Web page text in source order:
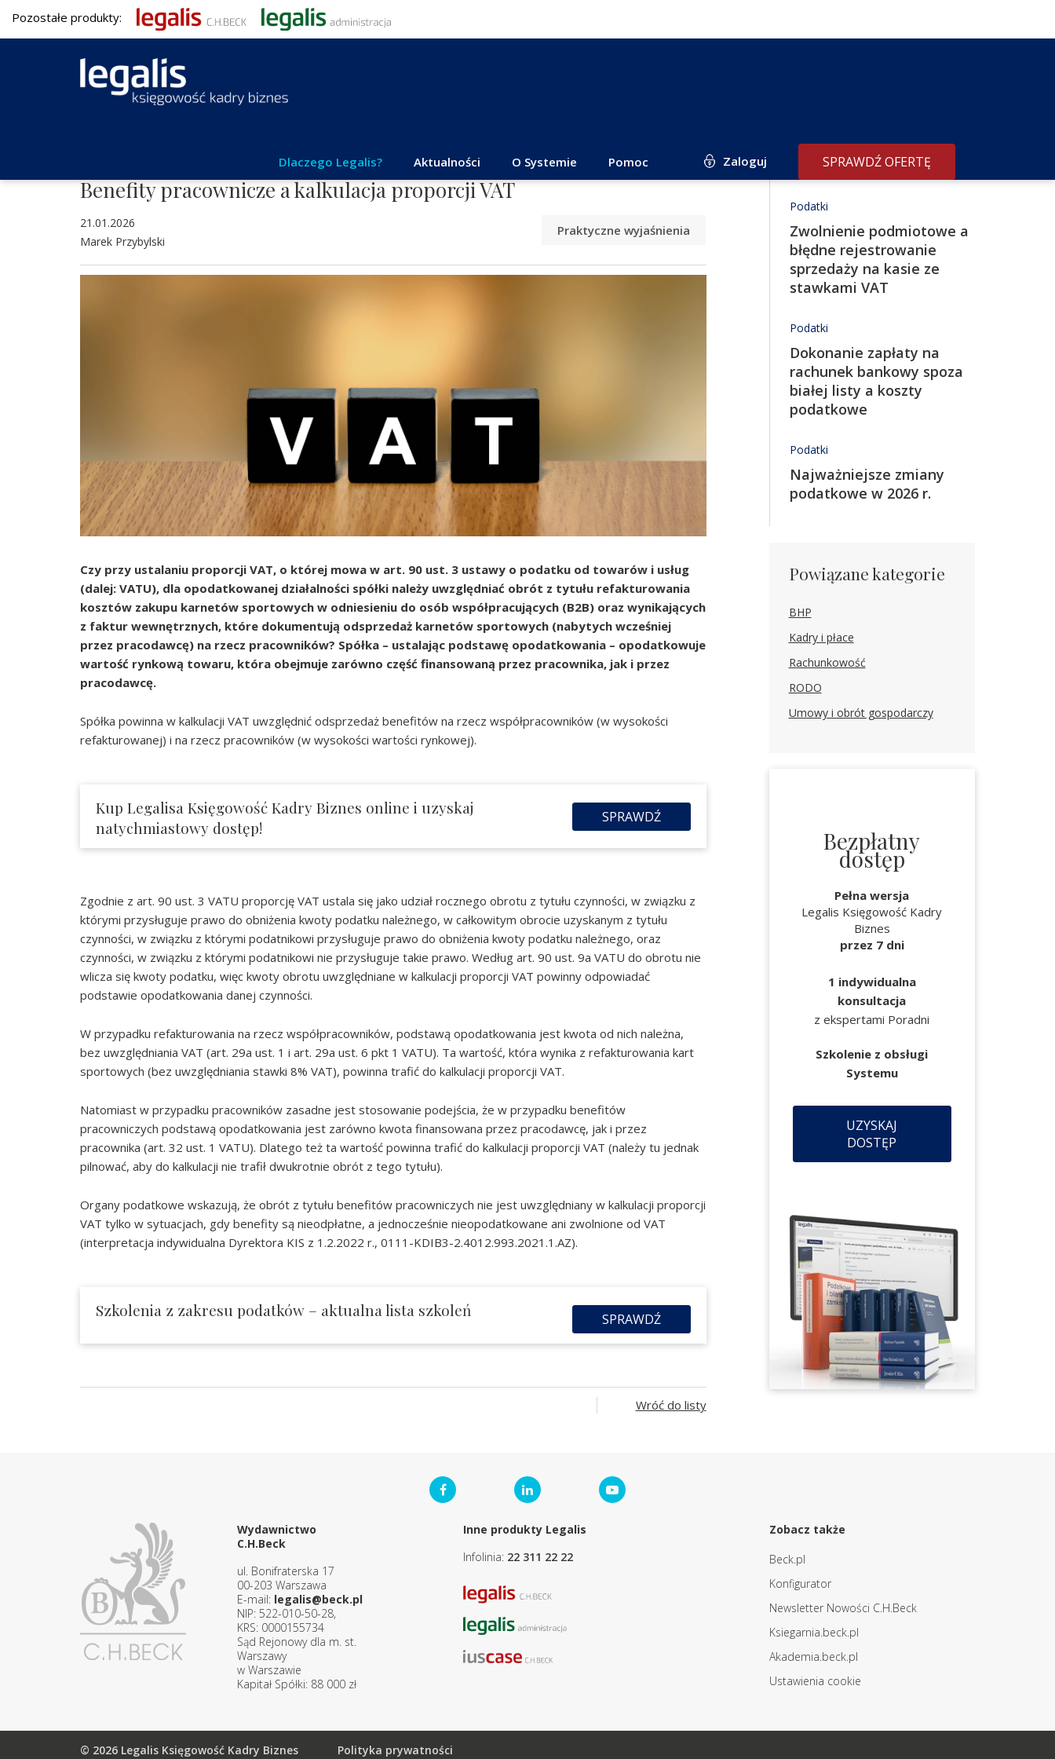
Pozostałe produkty:
Dlaczego Legalis? Aktualności O Systemie Pomoc Zaloguj SPRAWDŹ OFERTĘ
Benefity pracownicze a kalkulacja proporcji VAT
21.01.2026
Marek Przybylski
Praktyczne wyjaśnienia
Czy przy ustalaniu proporcji VAT, o której mowa w art. 90 ust. 3 ustawy o podatku od towarów i usług
(dalej: VATU), dla opodatkowanej działalności spółki należy uwzględniać obrót z tytułu refakturowania
kosztów zakupu karnetów sportowych w odniesieniu do osób współpracujących (B2B) oraz wynikających
z faktur wewnętrznych, które dokumentują odsprzedaż karnetów sportowych (nabytych wcześniej
przez pracodawcę) na rzecz pracowników? Spółka – ustalając podstawę opodatkowania – opodatkowuje
wartość rynkową towaru, która obejmuje zarówno część finansowaną przez pracownika, jak i przez
pracodawcę.
Spółka powinna w kalkulacji VAT uwzględnić odsprzedaż benefitów na rzecz współpracowników (w wysokości
refakturowanej) i na rzecz pracowników (w wysokości wartości rynkowej).
Kup Legalisa Księgowość Kadry Biznes online i uzyskaj
natychmiastowy dostęp!
SPRAWDŹ
Zgodnie z art. 90 ust. 3 VATU proporcję VAT ustala się jako udział rocznego obrotu z tytułu czynności, w związku z
którymi przysługuje prawo do obniżenia kwoty podatku należnego, w całkowitym obrocie uzyskanym z tytułu
czynności, w związku z którymi podatnikowi przysługuje prawo do obniżenia kwoty podatku należnego, oraz
czynności, w związku z którymi podatnikowi nie przysługuje takie prawo. Według art. 90 ust. 9a VATU do obrotu nie
wlicza się kwoty podatku, więc kwoty obrotu uwzględniane w kalkulacji proporcji VAT powinny odpowiadać
podstawie opodatkowania danej czynności.
W przypadku refakturowania na rzecz współpracowników, podstawą opodatkowania jest kwota od nich należna,
bez uwzględniania VAT (art. 29a ust. 1 i art. 29a ust. 6 pkt 1 VATU). Ta wartość, która wynika z refakturowania kart
sportowych (bez uwzględniania stawki 8% VAT), powinna trafić do kalkulacji proporcji VAT.
Natomiast w przypadku pracowników zasadne jest stosowanie podejścia, że w przypadku benefitów
pracowniczych podstawą opodatkowania jest zarówno kwota finansowana przez pracodawcę, jak i przez
pracownika (art. 32 ust. 1 VATU). Dlatego też ta wartość powinna trafić do kalkulacji proporcji VAT (należy tu jednak
pilnować, aby do kalkulacji nie trafił dwukrotnie obrót z tego tytułu).
Organy podatkowe wskazują, że obrót z tytułu benefitów pracowniczych nie jest uwzględniany w kalkulacji proporcji
VAT tylko w sytuacjach, gdy benefity są nieodpłatne, a jednocześnie nieopodatkowane ani zwolnione od VAT
(interpretacja indywidualna Dyrektora KIS z 1.2.2022 r., 0111-KDIB3-2.4012.993.2021.1.AZ).
Szkolenia z zakresu podatków – aktualna lista szkoleń SPRAWDŹ
Wróć do listy
Redakcja poleca
Podatki
Zwolnienie podmiotowe a
błędne rejestrowanie
sprzedaży na kasie ze
stawkami VAT
Podatki
Dokonanie zapłaty na
rachunek bankowy spoza
białej listy a koszty ​
podatkowe
Podatki
​​​​Najważniejsze zmiany
podatkowe w 2026 r.
Powiązane kategorie
BHP
Kadry i płace
Rachunkowość
RODO
Umowy i obrót gospodarczy
Bezpłatny
dostęp
Pełna wersja
Legalis Księgowość Kadry
Biznes
przez 7 dni
1 indywidualna
konsultacja
z ekspertami Poradni
Szkolenie z obsługi
Systemu
UZYSKAJ
DOSTĘP
Wydawnictwo
C.H.Beck
ul. Bonifraterska 17
00-203 Warszawa
E-mail: legalis@beck.pl
NIP: 522-010-50-28,
KRS: 0000155734
Sąd Rejonowy dla m. st.
Warszawy
w Warszawie
Kapitał Spółki: 88 000 zł
Inne produkty Legalis
Infolinia: 22 311 22 22
Zobacz także
Beck.pl
Konfigurator
Newsletter Nowości C.H.Beck
Ksiegarnia.beck.pl
Akademia.beck.pl
Ustawienia cookie
© 2026 Legalis Księgowość Kadry Biznes Polityka prywatności